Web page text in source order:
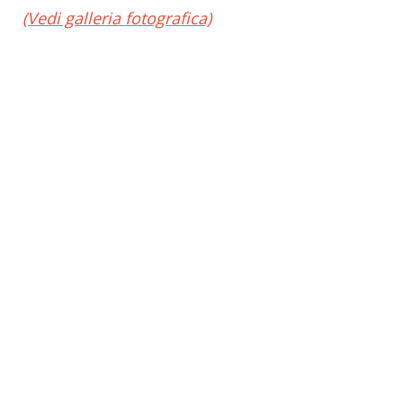
(Vedi galleria fotografica)